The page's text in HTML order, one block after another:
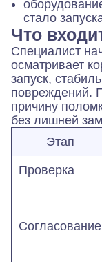
стало
Что
Специалист
осматривает
запуск,
повреждений.
причину
без лишней
Этап
Проверка
Согласование